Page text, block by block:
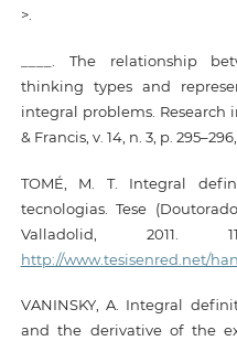
>.
____. The relationship
thinking types and
integral problems. Research
& Francis, v. 14, n. 3, p. 295–296,
TOMÉ, M. T. Integral
tecnologias. Tese
Valladolid, 2011.
http://www.tesisenred.net/
VANINSKY, A. Integral
and the derivative of the